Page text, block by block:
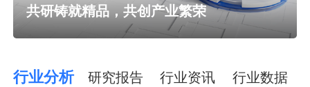
共研铸就精品，共创产业繁荣
行业分析 研究报告 行业资讯 行业数据